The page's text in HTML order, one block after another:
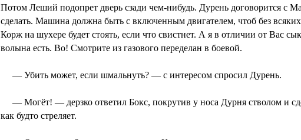
Потом Леший подопрет дверь сзади чем-нибудь. Дурень договорится с
сделать. Машина должна быть с включенным двигателем, чтоб без
Корж на шухере будет стоять, если что свистнет. А я в отличии от Вас
волына есть. Во! Смотрите из газового переделан в боевой.
— Убить может, если шмальнуть? — с интересом спросил Дурень.
— Могёт! — дерзко ответил Бокс, покрутив у носа Дурня стволом и
как будто стреляет.